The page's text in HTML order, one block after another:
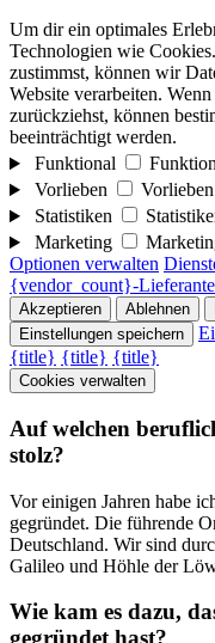
Um dir ein optimales
Technologien wie
zustimmst, können wir
Website verarbeiten.
zurückziehst, können
beeinträchtigt werden.
Funktional
Vorlieben
Vorlieben
Statistiken
Marketing
Optionen verwalten
{vendor_count}-
Akzeptieren Ablehnen
Einstellungen speichern
{title} {title} {title}
Cookies verwalten
Auf welchen
stolz?
Vor einigen Jahren habe
gegründet. Die führende
Deutschland. Wir sind
Galileo und Höhle der
Wie kam es dazu,
gegründet hast?